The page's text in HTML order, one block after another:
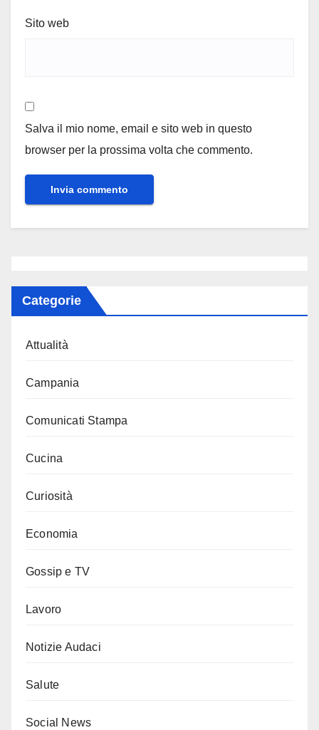
Sito web
Salva il mio nome, email e sito web in questo
browser per la prossima volta che commento.
Categorie
Attualità
Campania
Comunicati Stampa
Cucina
Curiosità
Economia
Gossip e TV
Lavoro
Notizie Audaci
Salute
Social News